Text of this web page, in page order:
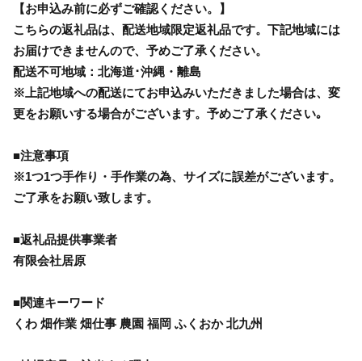
【お申込み前に必ずご確認ください。】
こちらの返礼品は、配送地域限定返礼品です。下記地域には
お届けできませんので、予めご了承ください。
配送不可地域：北海道･沖縄・離島
※上記地域への配送にてお申込みいただきました場合は、変
更をお願いする場合がございます。予めご了承ください｡
■注意事項
※1つ1つ手作り・手作業の為、サイズに誤差がございます。
ご了承をお願い致します。
■返礼品提供事業者
有限会社居原
■関連キーワード
くわ 畑作業 畑仕事 農園 福岡 ふくおか 北九州